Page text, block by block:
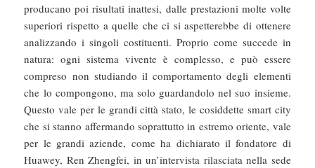
producano poi risultati inattesi, dalle prestazioni molte volte
superiori rispetto a quelle che ci si aspetterebbe di ottenere
analizzando i singoli costituenti. Proprio come succede in
natura: ogni sistema vivente è complesso, e può essere
compreso non studiando il comportamento degli elementi
che lo compongono, ma solo guardandolo nel suo insieme.
Questo vale per le grandi città stato, le cosiddette smart city
che si stanno affermando soprattutto in estremo oriente, vale
per le grandi aziende, come ha dichiarato il fondatore di
Huawey, Ren Zhengfei, in un’intervista rilasciata nella sede